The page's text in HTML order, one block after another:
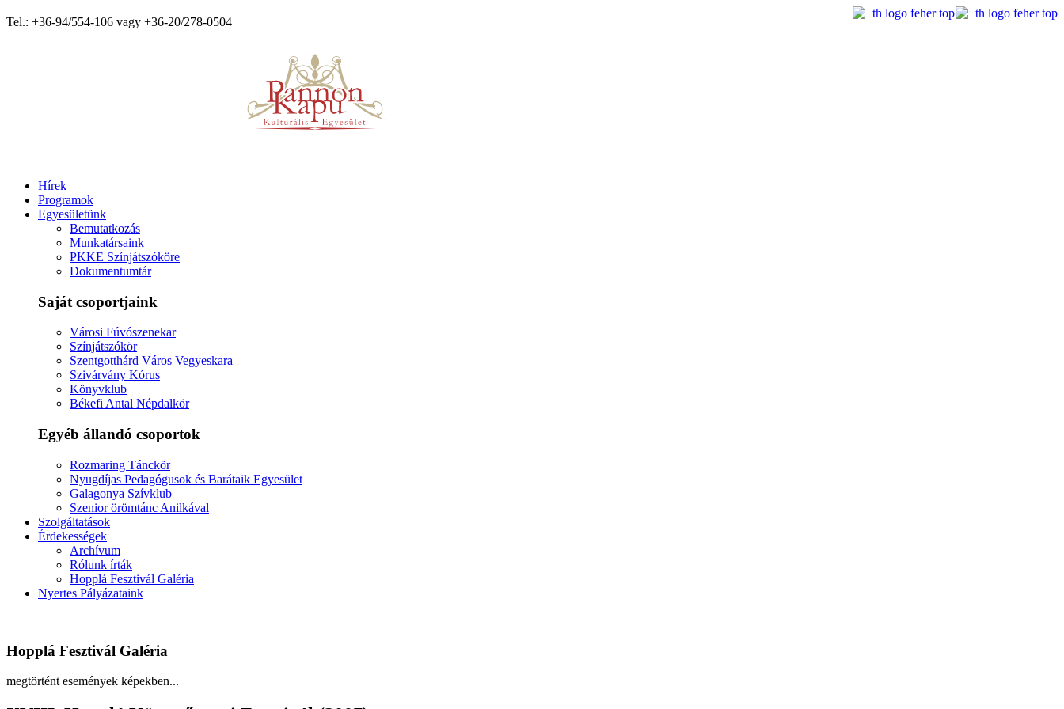
Tel.: +36-94/554-106 vagy +36-20/278-0504
Hírek
Programok
Egyesületünk
Bemutatkozás
Munkatársaink
PKKE Színjátszóköre
Dokumentumtár
Saját csoportjaink
Városi Fúvószenekar
Színjátszókör
Szentgotthárd Város Vegyeskara
Szivárvány Kórus
Könyvklub
Békefi Antal Népdalkör
Egyéb állandó csoportok
Rozmaring Tánckör
Nyugdíjas Pedagógusok és Barátaik Egyesület
Galagonya Szívklub
Szenior örömtánc Anilkával
Szolgáltatások
Érdekességek
Archívum
Rólunk írták
Hopplá Fesztivál Galéria
Nyertes Pályázataink
Hopplá Fesztivál Galéria
megtörtént események képekben...